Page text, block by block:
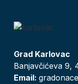
Grad Karlovac
Banjavčićeva 9,
Email: